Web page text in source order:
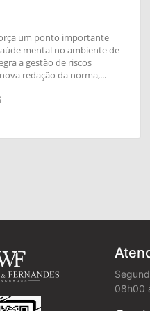
um ponto importante
mental no ambiente de
a gestão de riscos
redação da norma,...
08h00